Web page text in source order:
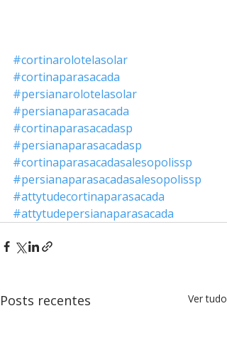
#cortinarolotelasolar
#cortinaparasacada
#persianarolotelasolar
#persianaparasacada
#cortinaparasacadasp
#persianaparasacadasp
#cortinaparasacadasalesopolissp
#persianaparasacadasalesopolissp
#attytudecortinaparasacada
#attytudepersianaparasacada
Posts recentes Ver tudo